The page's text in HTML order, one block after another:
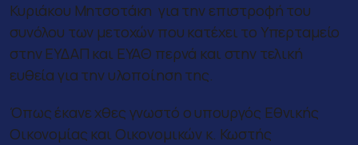
Κυριάκου Μητσοτάκη για την επιστροφή του
συνόλου των μετοχών που κατέχει το Υπερταμείο
στην ΕΥΔΑΠ και ΕΥΑΘ περνά και στην τελική
ευθεία για την υλοποίηση της.
Όπως έκανε χθες γνωστό ο υπουργός Εθνικής
Οικονομίας και Οικονομικών κ. Κωστής